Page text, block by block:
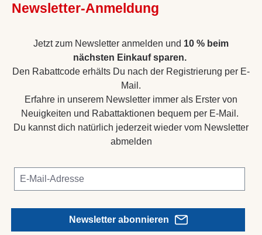
Newsletter-Anmeldung
Jetzt zum Newsletter anmelden und 10 % beim
nächsten Einkauf sparen.
Den Rabattcode erhälts Du nach der Registrierung per E-
Mail.
Erfahre in unserem Newsletter immer als Erster von
Neuigkeiten und Rabattaktionen bequem per E-Mail.
Du kannst dich natürlich jederzeit wieder vom Newsletter
abmelden
Newsletter abonnieren